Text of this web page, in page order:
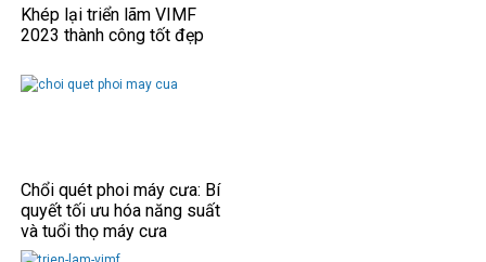
Khép lại triển lãm VIMF
2023 thành công tốt đẹp
Chổi quét phoi máy cưa: Bí
quyết tối ưu hóa năng suất
và tuổi thọ máy cưa